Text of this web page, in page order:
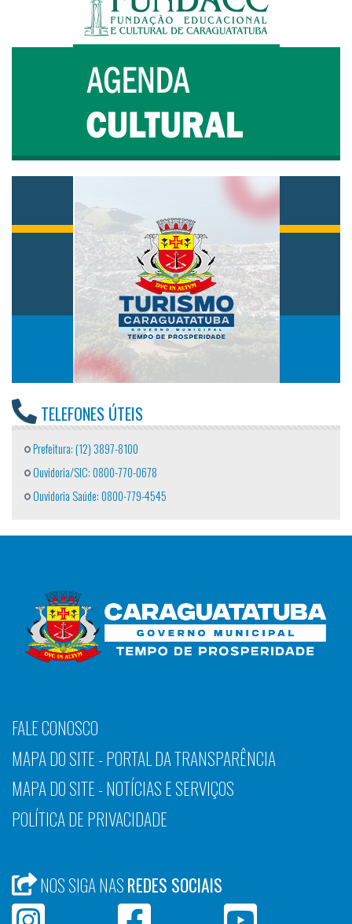
TELEFONES ÚTEIS
Prefeitura: (12) 3897-8100
Ouvidoria/SIC: 0800-770-0678
Ouvidoria Saúde: 0800-779-4545
FALE CONOSCO
MAPA DO SITE - PORTAL DA TRANSPARÊNCIA
MAPA DO SITE - NOTÍCIAS E SERVIÇOS
POLÍTICA DE PRIVACIDADE
NOS SIGA NASREDES SOCIAIS